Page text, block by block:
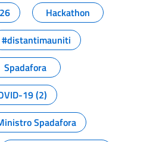
Hackathon
#distantimauniti
Spadafora
19 (2)
Spadafora